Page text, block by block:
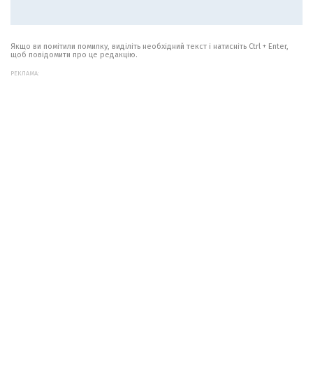
Якщо ви помітили помилку, виділіть необхідний текст і натисніть Ctrl + Enter,
щоб повідомити про це редакцію.
РЕКЛАМА: